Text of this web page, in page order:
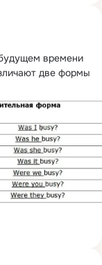
времени
две формы